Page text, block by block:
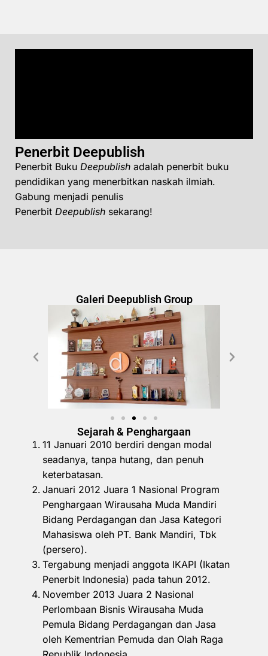
Penerbit Deepublish
Penerbit Buku Deepublish adalah penerbit buku
pendidikan yang menerbitkan naskah ilmiah.
Gabung menjadi penulis
Penerbit Deepublish sekarang!
Galeri Deepublish Group
Sejarah & Penghargaan
11 Januari 2010 berdiri dengan modal
seadanya, tanpa hutang, dan penuh
keterbatasan.
Januari 2012 Juara 1 Nasional Program
Penghargaan Wirausaha Muda Mandiri
Bidang Perdagangan dan Jasa Kategori
Mahasiswa oleh PT. Bank Mandiri, Tbk
(persero).
Tergabung menjadi anggota IKAPI (Ikatan
Penerbit Indonesia) pada tahun 2012.
November 2013 Juara 2 Nasional
Perlombaan Bisnis Wirausaha Muda
Pemula Bidang Perdagangan dan Jasa
oleh Kementrian Pemuda dan Olah Raga